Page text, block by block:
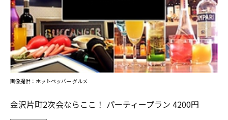
金沢片町2次会ならここ！ パーティープラン 4200円
画像提供：ホットペッパー グルメ